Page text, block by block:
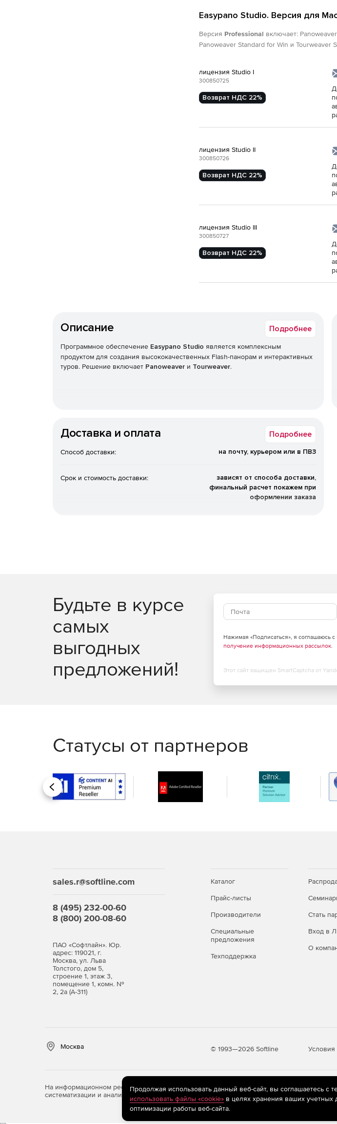
Easypano Studio. Версия для
Версия Professional включает:
Panoweaver Standard for Win и Tourweaver
лицензия Studio I
300850725
Возврат НДС 22%
лицензия Studio II
300850726
Возврат НДС 22%
лицензия Studio III
300850727
Возврат НДС 22%
Описание Подробнее
Программное обеспечение Easypano Studio является комплексным
продуктом для создания высококачественных Flash-панорам и интерактивных
туров. Решение включает Panoweaver и Tourweaver.
Доставка и оплата Подробнее
Способ доставки: на почту, курьером или в ПВЗ
Срок и стоимость доставки:
зависят от способа доставки,
финальный расчет покажем при
оформлении заказа
Будьте в курсе
самых
выгодных
предложений!
Нажимая «Подписаться», я соглашаюсь с
получение информационных рассылок.
Этот сайт защищен SmartCaptcha от
Статусы от партнеров
Назад
sales.r@softline.com
8 (495) 232-00-60
8 (800) 200-08-60
ПАО «Софтлайн». Юр.
адрес: 119021, г.
Москва, ул. Льва
Толстого, дом 5,
строение 1, этаж 3,
помещение 1, комн. №
2, 2а (А-311)
Каталог
Прайс-листы
Производители
Специальные
предложения
Техподдержка
Стать
Вход в
О
Москва © 1993—2026 Softline Условия
На информационном ресурсе store.softline.ru применяютсярекомендательные технологии
систематизации и анализа сведений, относящихся к предпочтениям пользователей
Продолжая использовать данный веб-сайт, вы соглашаетесь с
использовать файлы «cookie»в целях хранения ваших учетных
оптимизации работы веб-сайта.